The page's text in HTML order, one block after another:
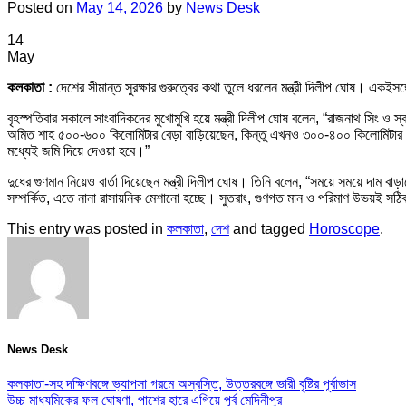
Posted on May 14, 2026 by News Desk
14
May
কলকাতা : দেশের সীমান্ত সুরক্ষার গুরুত্বের কথা তুলে ধরলেন মন্ত্রী দিলীপ ঘোষ।
বৃহস্পতিবার সকালে সাংবাদিকদের মুখোমুখি হয়ে মন্ত্রী দিলীপ ঘোষ বলেন, “রাজনাথ সিং ও
অমিত শাহ ৫০০-৬০০ কিলোমিটার বেড়া বাড়িয়েছেন, কিন্তু এখনও ৩০০-৪০০
মধ্যেই জমি দিয়ে দেওয়া হবে।”
দুধের গুণমান নিয়েও বার্তা দিয়েছেন মন্ত্রী দিলীপ ঘোষ। তিনি বলেন, “সময়ে সময়ে
সম্পর্কিত, এতে নানা রাসায়নিক মেশানো হচ্ছে। সুতরাং, গুণগত মান ও পরিমাণ উভয়ই
This entry was posted in কলকাতা, দেশand tagged Horoscope.
News Desk
কলকাতা-সহ দক্ষিণবঙ্গে ভ্যাপসা গরমে অস্বস্তি, উত্তরবঙ্গে ভারী বৃষ্টির পূর্বাভাস
উচ্চ মাধ্যমিকের ফল ঘোষণা, পাশের হারে এগিয়ে পূর্ব মেদিনীপুর